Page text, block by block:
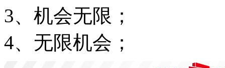
3、机会无限；
4、无限机会；